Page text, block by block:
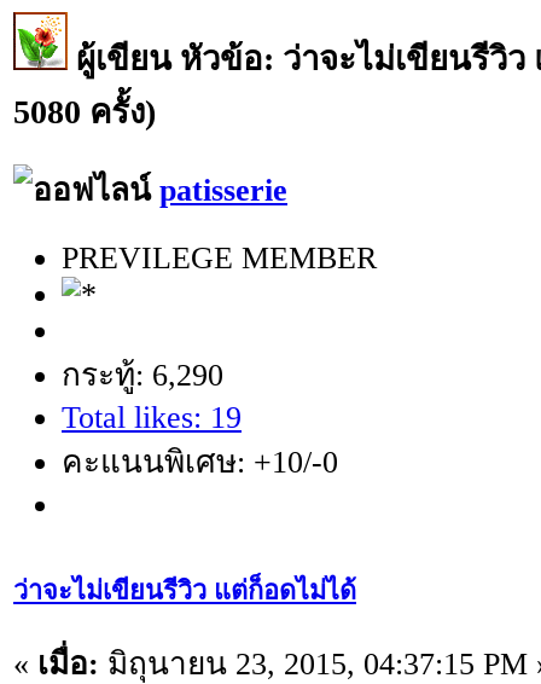
ผู้เขียนหัวข้อ: ว่าจะไม่เขียนรีวิ
5080 ครั้ง)
patisserie
PREVILEGE MEMBER
กระทู้: 6,290
Total likes: 19
คะแนนพิเศษ: +10/-0
ว่าจะไม่เขียนรีวิว แต่ก็อดไม่ได้
« เมื่อ: มิถุนายน 23, 2015, 04:37:15 PM